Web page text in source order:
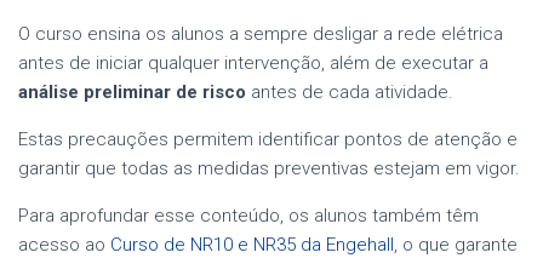
O curso ensina os alunos a sempre desligar a rede elétrica
antes de iniciar qualquer intervenção, além de executar a
análise preliminar de risco antes de cada atividade.
Estas precauções permitem identificar pontos de atenção e
garantir que todas as medidas preventivas estejam em vigor.
Para aprofundar esse conteúdo, os alunos também têm
acesso ao Curso de NR10 e NR35 da Engehall , o que garante